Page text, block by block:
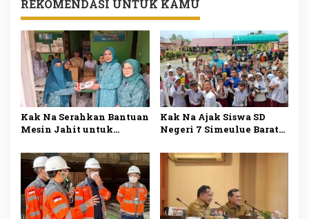
REKOMENDASI UNTUK KAMU
Kak Na Serahkan Bantuan
Mesin Jahit untuk
Lhok Makmur
Kak Na Ajak Siswa SD
Negeri 7 Simeulue Barat
Masa Depan Sehat